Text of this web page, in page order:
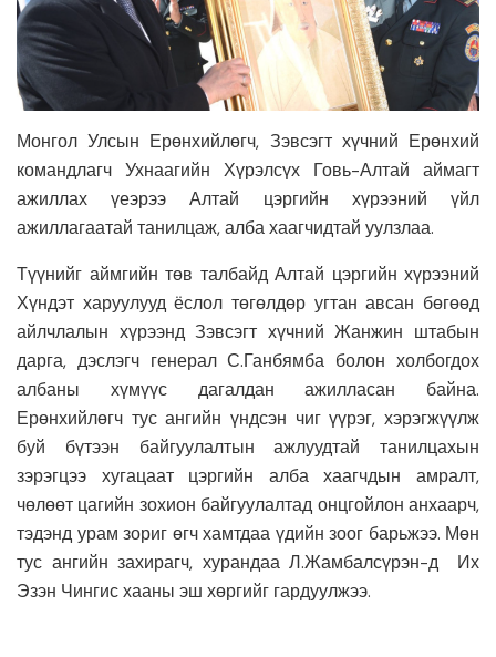
Монгол Улсын Ерөнхийлөгч, Зэвсэгт хүчний Ерөнхий
командлагч Ухнаагийн Хүрэлсүх Говь-Алтай аймагт
ажиллах үеэрээ Алтай цэргийн хүрээний үйл
ажиллагаатай танилцаж, алба хаагчидтай уулзлаа.
Түүнийг аймгийн төв талбайд Алтай цэргийн хүрээний
Хүндэт харуулууд ёслол төгөлдөр угтан авсан бөгөөд
айлчлалын хүрээнд Зэвсэгт хүчний Жанжин штабын
дарга, дэслэгч генерал С.Ганбямба болон холбогдох
албаны хүмүүс дагалдан ажилласан байна.
Ерөнхийлөгч тус ангийн үндсэн чиг үүрэг, хэрэгжүүлж
буй бүтээн байгуулалтын ажлуудтай танилцахын
зэрэгцээ хугацаат цэргийн алба хаагчдын амралт,
чөлөөт цагийн зохион байгуулалтад онцгойлон анхаарч,
тэдэнд урам зориг өгч хамтдаа үдийн зоог барьжээ. Мөн
тус ангийн захирагч, хурандаа Л.Жамбалсүрэн-д Их
Эзэн Чингис хааны эш хөргийг гардуулжээ.